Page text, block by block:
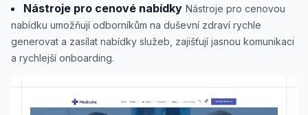
Nástroje pro cenové nabídky Nástroje pro cenovou
nabídku umožňují odborníkům na duševní zdraví rychle
generovat a zasílat nabídky služeb, zajišťují jasnou komunikaci
a rychlejší onboarding.